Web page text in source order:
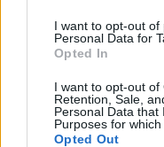
I want to opt-out of
Personal Data for
Opted In
I want to opt-out of
Retention, Sale,
Personal Data that
Purposes for which
Opted Out
Javasolj